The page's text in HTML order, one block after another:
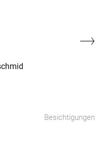
Besichtigungen